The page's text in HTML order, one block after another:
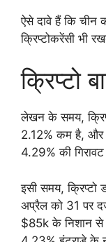
ऐसे दावे हैं कि चीन
क्रिप्टोकरेंसी भी
क्रिप्टो
लेखन के समय,
2.12% कम है, और
4.29% की
इसी समय,
अप्रैल को 31 पर
$85k के निशान